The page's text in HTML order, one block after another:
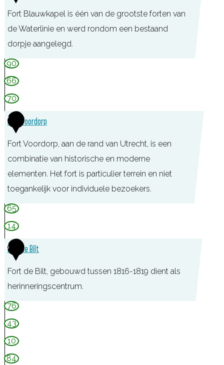
R
u
e
n
h
o
e
k
Fort Blauwkapel is één van de grootste forten van
de Waterlinie en werd rondom een bestaand
dorpje aangelegd.
F
o
r
B
a
p
e
90
66
70
7Fort Voordorp
Fort Voordorp, aan de rand van Utrecht, is een
combinatie van historische en moderne
elementen. Het fort is particulier terrein en niet
toegankelijk voor individuele bezoekers.
F
o
t
V
o
r
d
o
r
65
14
8Fort de Bilt
Fort de Bilt, gebouwd tussen 1816-1819 dient als
herinneringscentrum.
F
o
r
76
43
10
84